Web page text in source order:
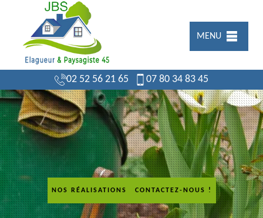
MENU
02 52 56 21 65 07 80 34 83 45
NOS RÉALISATIONS CONTACTEZ-NOUS !